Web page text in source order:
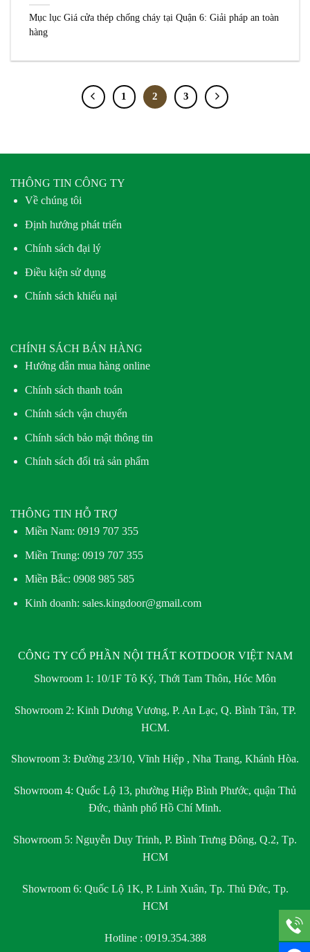
Mục lục Giá cửa thép chống cháy tại Quận 6: Giải pháp an toàn
hàng
1 2 3
THÔNG TIN CÔNG TY
Về chúng tôi
Định hướng phát triển
Chính sách đại lý
Điều kiện sử dụng
Chính sách khiếu nại
CHÍNH SÁCH BÁN HÀNG
Hướng dẫn mua hàng online
Chính sách thanh toán
Chính sách vận chuyển
Chính sách bảo mật thông tin
Chính sách đổi trả sản phẩm
THÔNG TIN HỖ TRỢ
Miền Nam: 0919 707 355
Miền Trung: 0919 707 355
Miền Bắc: 0908 985 585
Kinh doanh: sales.kingdoor@gmail.com
CÔNG TY CỔ PHẦN NỘI THẤT KOTDOOR VIỆT NAM
Showroom 1: 10/1F Tô Ký, Thới Tam Thôn, Hóc Môn
Showroom 2: Kinh Dương Vương, P. An Lạc, Q. Bình Tân, TP.
HCM.
Showroom 3: Đường 23/10, Vĩnh Hiệp , Nha Trang, Khánh Hòa.
Showroom 4: Quốc Lộ 13, phường Hiệp Bình Phước, quận Thủ
Đức, thành phố Hồ Chí Minh.
Showroom 5: Nguyễn Duy Trinh, P. Bình Trưng Đông, Q.2, Tp.
HCM
Showroom 6: Quốc Lộ 1K, P. Linh Xuân, Tp. Thủ Đức, Tp.
HCM
Hotline : 0919.354.388